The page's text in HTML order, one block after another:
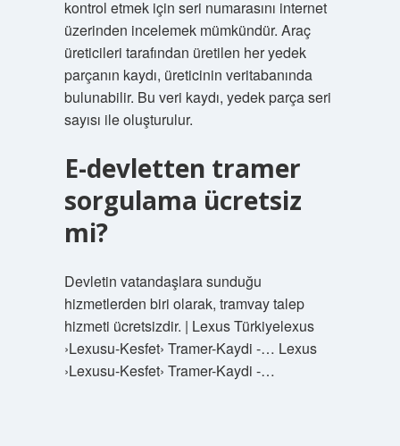
kontrol etmek için seri numarasını internet
üzerinden incelemek mümkündür. Araç
üreticileri tarafından üretilen her yedek
parçanın kaydı, üreticinin veritabanında
bulunabilir. Bu veri kaydı, yedek parça seri
sayısı ile oluşturulur.
E-devletten tramer
sorgulama ücretsiz
mi?
Devletin vatandaşlara sunduğu
hizmetlerden biri olarak, tramvay talep
hizmeti ücretsizdir. | Lexus Türkiyelexus
›Lexusu-Kesfet› Tramer-Kaydi -… Lexus
›Lexusu-Kesfet› Tramer-Kaydi -…